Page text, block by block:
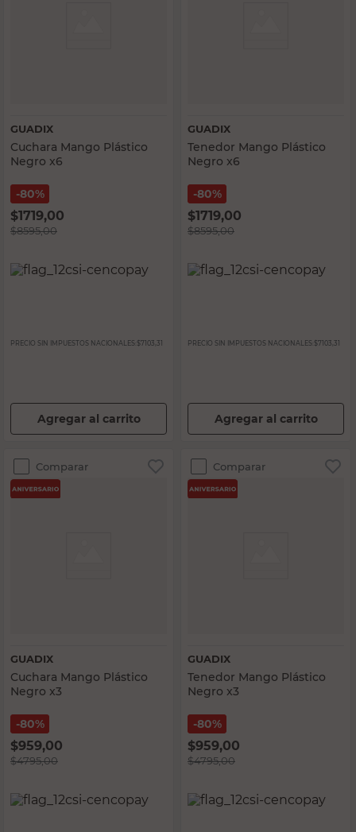
GUADIX
Cuchara Mango Plástico
Negro x6
80%
$1719,00
$8595,00
PRECIO SIN IMPUESTOS NACIONALES: $7103,31
Agregar al carrito
GUADIX
Tenedor Mango Plástico
Negro x6
80%
$1719,00
$8595,00
PRECIO SIN IMPUESTOS NACIONALES: $7103,31
Agregar al carrito
Comparar
GUADIX
Cuchara Mango Plástico
Negro x3
80%
$959,00
$4795,00
Comparar
GUADIX
Tenedor Mango Plástico
Negro x3
80%
$959,00
$4795,00